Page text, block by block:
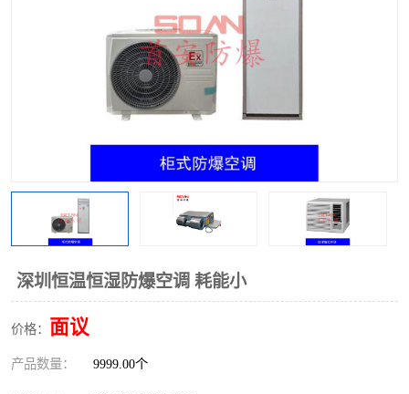
深圳恒温恒湿防爆空调 耗能小
价格： 面议
产品数量： 9999.00个